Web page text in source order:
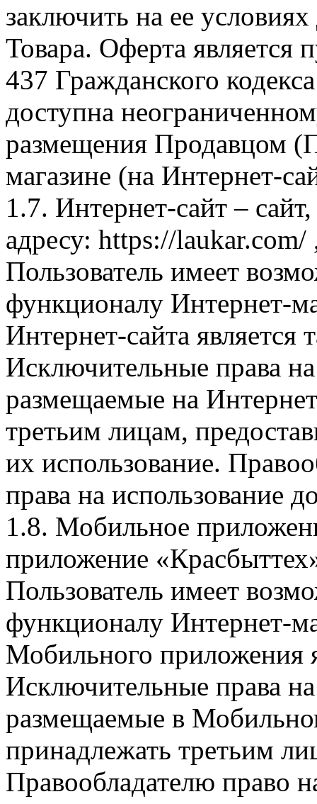
заключить на ее
Товара. Оферта является
437 Гражданского
доступна
размещения Продавцом
магазине (на Интернет-
1.7. Интернет-сайт –
адресу: https://laukar.com/
Пользователь имеет
функционалу Интернет-
Интернет-сайта
Исключительные права
размещаемые на
третьим лицам,
их использование.
права на использование
1.8. Мобильное
приложение
Пользователь имеет
функционалу Интернет-
Мобильного приложения
Исключительные права
размещаемые в
принадлежать третьим
Правообладателю право